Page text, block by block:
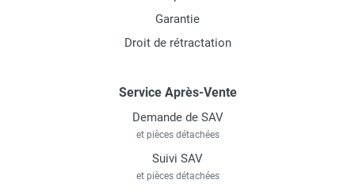
Garantie
Droit de rétractation
Service Après-Vente
Demande de SAV
et pièces détachées
Suivi SAV
et pièces détachées